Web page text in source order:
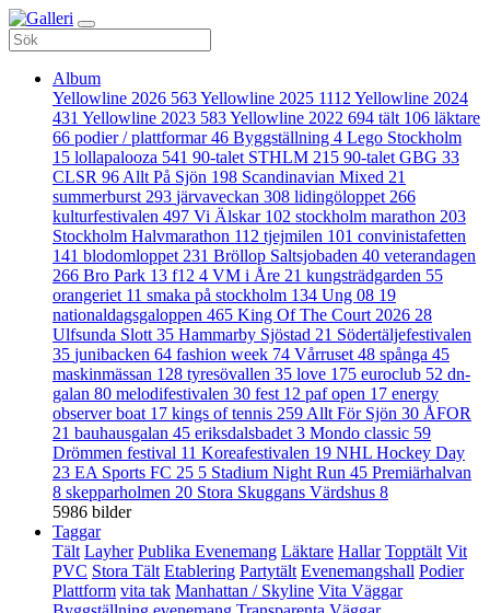
Album
Yellowline 2026 563Yellowline 2025 1112 Yellowline 2024
431 Yellowline 2023 583Yellowline 2022 694 tält 106 läktare
66 podier / plattformar46 Byggställning 4 Lego Stockholm
15 lollapalooza 541 90-talet STHLM 215 90-talet GBG 33
CLSR 96 Allt På Sjön 198 Scandinavian Mixed 21
summerburst 293 järvaveckan 308 lidingöloppet 266
kulturfestivalen 497 Vi Älskar 102 stockholm marathon 203
Stockholm Halvmarathon 112 tjejmilen 101 convinistafetten
141 blodomloppet 231 Bröllop Saltsjobaden 40 veterandagen
266 Bro Park 13 f12 4 VM i Åre 21 kungsträdgarden 55
orangeriet 11 smaka på stockholm 134 Ung 08 19
nationaldagsgaloppen 465 King Of The Court 2026 28
Ulfsunda Slott 35 Hammarby Sjöstad 21 Södertäljefestivalen
35 junibacken 64 fashion week 74 Vårruset 48 spånga 45
maskinmässan 128 tyresövallen 35 love 175 euroclub 52 dn-
galan 80 melodifestivalen 30 fest 12 paf open 17 energy
observer boat 17 kings of tennis 259 Allt För Sjön 30 ÅFOR
21 bauhausgalan 45 eriksdalsbadet 3 Mondo classic 59
Drömmen festival 11 Koreafestivalen 19 NHL Hockey Day
23 EA Sports FC 25 5 Stadium Night Run 45 Premiärhalvan
8 skepparholmen 20 Stora Skuggans Värdshus 8
5986 bilder
Taggar
Tält Layher Publika Evenemang Läktare Hallar Topptält Vit
PVC Stora Tält Etablering Partytält Evenemangshall Podier
Plattform vita tak Manhattan / Skyline Vita Väggar